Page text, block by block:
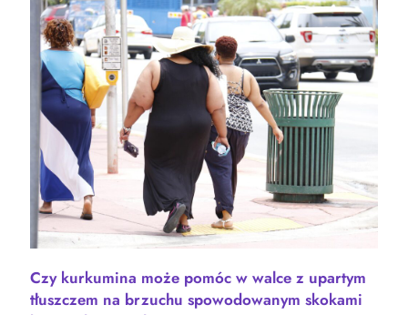
Czy kurkumina może pomóc w walce z upartym
tłuszczem na brzuchu spowodowanym skokami